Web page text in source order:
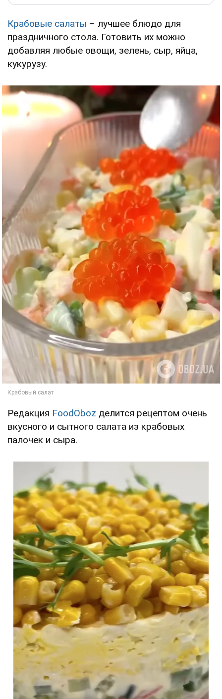
Крабовые салаты – лучшее блюдо для
праздничного стола. Готовить их можно
добавляя любые овощи, зелень, сыр, яйца,
кукурузу.
Редакция FoodOboz делится рецептом очень
вкусного и сытного салата из крабовых
палочек и сыра.